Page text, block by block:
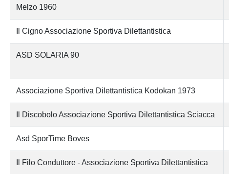
Melzo 1960
Il Cigno Associazione Sportiva Dilettantistica
ASD SOLARIA 90
Associazione Sportiva Dilettantistica Kodokan 1973
Il Discobolo Associazione Sportiva Dilettantistica Sciacca
Asd SporTime Boves
Il Filo Conduttore - Associazione Sportiva Dilettantistica